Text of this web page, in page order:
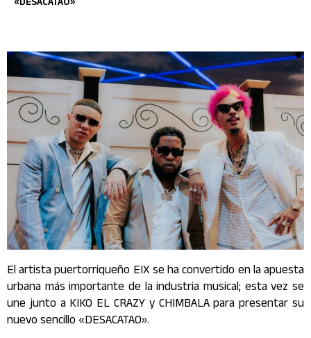
Elartistapuertorriqueño EIX se ha convertido en la apuesta
urbana más importante de la industria musical; esta vez se
une junto a KIKO EL CRAZY y CHIMBALA para presentar su
nuevo sencillo «DESACATAO».